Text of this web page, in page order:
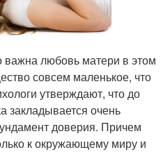
важна любовь матери в этом
совсем маленькое, что
утверждают, что до
закладывается очень
доверия. Причем
к окружающему миру и